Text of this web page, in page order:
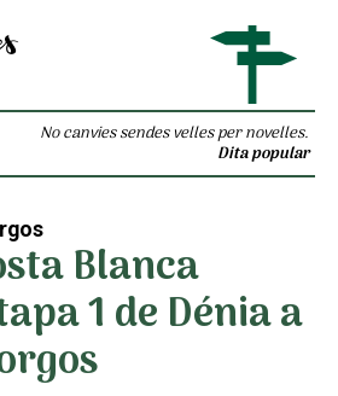
No canvies sendes velles per novelles.
Dita popular
Blanca
1 de Dénia a